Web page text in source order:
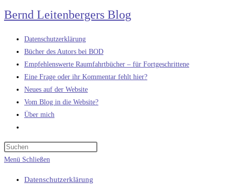
Zum
Inhalt
springen
Bernd Leitenbergers Blog
Datenschutzerklärung
Bücher des Autors bei BOD
Empfehlenswerte Raumfahrtbücher – für Fortgeschrittene
Eine Frage oder ihr Kommentar fehlt hier?
Neues auf der Website
Vom Blog in die Website?
Über mich
umschalten
Menü Schließen
Datenschutzerklärung